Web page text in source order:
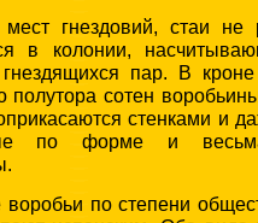
мест гнездовий, стаи не
в колонии,
пар. В
полутора сотен
стенками и
по форме и
воробьи по степени